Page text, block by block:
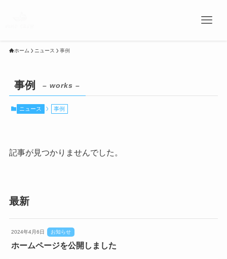
ホーム ニュース 事例
事例 – works –
ニュース 事例
記事が見つかりませんでした。
最新
2024年4月6日 お知らせ
ホームページを公開しました